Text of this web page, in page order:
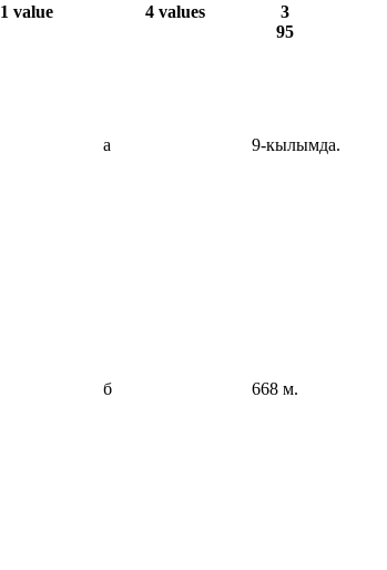
1 value 4 values
3
95
а 9-кылымда.
б 668 м.